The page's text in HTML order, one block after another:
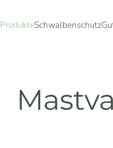
ProdukteSchwalbenschutz